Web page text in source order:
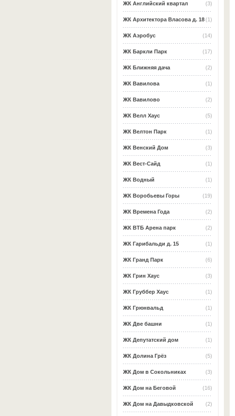
(3)
ЖК Английский квартал
(1)
ЖК Архитектора Власова д. 18
(14)
ЖК Аэробус
(17)
ЖК Баркли Парк
(2)
ЖК Ближняя дача
(1)
ЖК Вавилова
(2)
ЖК Вавилово
(5)
ЖК Велл Хаус
(1)
ЖК Велтон Парк
(3)
ЖК Венский Дом
(1)
ЖК Вест-Сайд
(1)
ЖК Водный
(19)
ЖК Воробьевы Горы
(2)
ЖК Времена Года
(2)
ЖК ВТБ Арена парк
(1)
ЖК Гарибальди д. 15
(6)
ЖК Гранд Парк
(3)
ЖК Грин Хаус
(1)
ЖК Груббер Хаус
(1)
ЖК Грюнвальд
(1)
ЖК Две башни
(1)
ЖК Депутатский дом
(5)
ЖК Долина Грёз
(3)
ЖК Дом в Сокольниках
(16)
ЖК Дом на Беговой
(2)
ЖК Дом на Давыдковской